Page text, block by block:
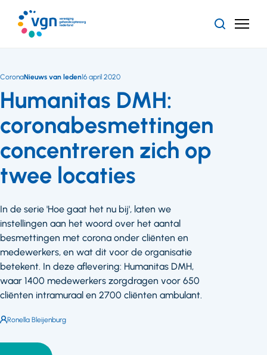
naar
hoofdinhoud
ZoekenMenu
Humanitas DMH:
coronabesmettingen
concentreren zich op
twee locaties
CoronaNieuws van leden16 april 2020
In de serie 'Hoe gaat het nu bij', laten we
instellingen aan het woord over het aantal
besmettingen met corona onder cliënten en
medewerkers, en wat dit voor de organisatie
betekent. In deze aflevering: Humanitas DMH,
waar 1400 medewerkers zorgdragen voor 650
cliënten intramuraal en 2700 cliënten ambulant.
Auteur:
Ronella Bleijenburg